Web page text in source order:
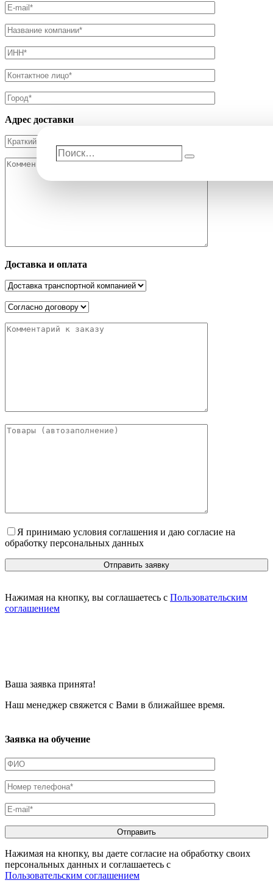
Адрес доставки
Доставка и оплата
Я принимаю условия соглашения и даю согласие на
обработку персональных данных
Нажимая на кнопку, вы соглашаетесь с Пользовательским
соглашением
Ваша заявка принята!
Наш менеджер свяжется с Вами в ближайшее время.
Заявка на обучение
Нажимая на кнопку, вы даете согласие на обработку своих
персональных данных и соглашаетесь с
Пользовательским соглашением
Поиск…
Поиск